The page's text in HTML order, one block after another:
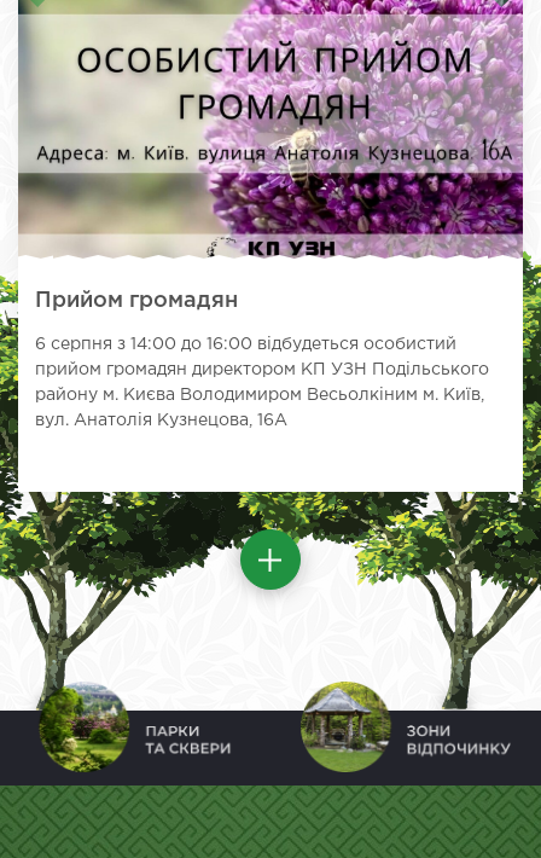
Прийом громадян
6 серпня з 14:00 до 16:00 відбудеться особистий
прийом громадян директором КП УЗН Подільського
району м. Києва Володимиром Весьолкіним м. Київ,
вул. Анатолія Кузнецова, 16А